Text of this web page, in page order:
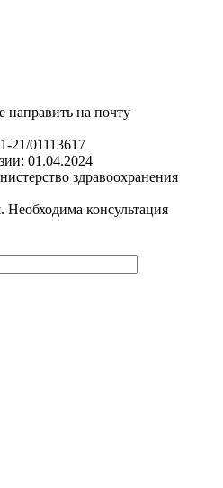
на почту
21/01113617
01.04.2024
здравоохранения
консультация